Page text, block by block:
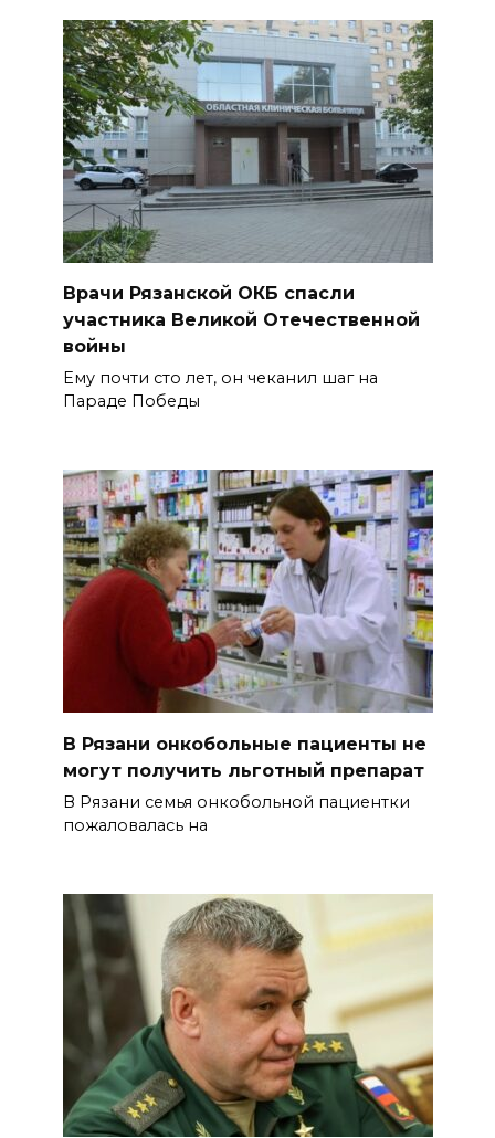
Врачи Рязанской ОКБ спасли
участника Великой Отечественной
войны
Ему почти сто лет, он чеканил шаг на
Параде Победы
В Рязани онкобольные пациенты не
могут получить льготный препарат
В Рязани семья онкобольной пациентки
пожаловалась на